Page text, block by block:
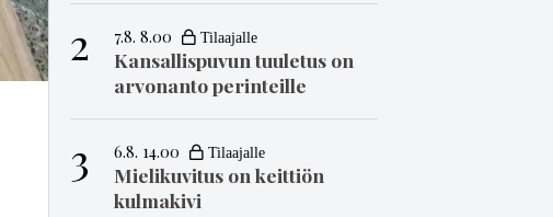
2 7.8. 8.00
Kansallispuvun tuuletus on
arvonanto perinteille
3 6.8. 14.00
Mielikuvitus on keittiön
kulmakivi